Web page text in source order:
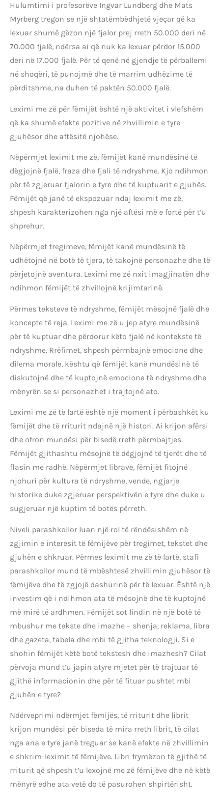
Hulumtimi i profesorëve Ingvar Lundberg dhe Mats
Myrberg tregon se një shtatëmbëdhjetë vjeçar që ka
lexuar shumë gëzon një fjalor prej rreth 50.000 deri në
70.000 fjalë, ndërsa ai që nuk ka lexuar përdor 15.000
deri në 17.000 fjalë. Për të qenë në gjendje të përballemi
në shoqëri, të punojmë dhe të marrim udhëzime të
përditshme, na duhen të paktën 50.000 fjalë.
Leximi me zë për fëmijët është një aktivitet i vlefshëm
që ka shumë efekte pozitive në zhvillimin e tyre
gjuhësor dhe aftësitë njohëse.
Nëpërmjet leximit me zë, fëmijët kanë mundësinë të
dëgjojnë fjalë, fraza dhe fjali të ndryshme. Kjo ndihmon
për të zgjeruar fjalorin e tyre dhe të kuptuarit e gjuhës.
Fëmijët që janë të ekspozuar ndaj leximit me zë,
shpesh karakterizohen nga një aftësi më e fortë për t’u
shprehur.
Nëpërmjet tregimeve, fëmijët kanë mundësinë të
udhëtojnë në botë të tjera, të takojnë personazhe dhe të
përjetojnë aventura. Leximi me zë nxit imagjinatën dhe
ndihmon fëmijët të zhvillojnë krijimtarinë.
Përmes teksteve të ndryshme, fëmijët mësojnë fjalë dhe
koncepte të reja. Leximi me zë u jep atyre mundësinë
për të kuptuar dhe përdorur këto fjalë në kontekste të
ndryshme. Rrëfimet, shpesh përmbajnë emocione dhe
dilema morale, kështu që fëmijët kanë mundësinë të
diskutojnë dhe të kuptojnë emocione të ndryshme dhe
mënyrën se si personazhet i trajtojnë ato.
Leximi me zë të lartë është një moment i përbashkët ku
fëmijët dhe të rriturit ndajnë një histori. Ai krijon afërsi
dhe ofron mundësi për bisedë rreth përmbajtjes.
Fëmijët gjithashtu mësojnë të dëgjojnë të tjerët dhe të
flasin me radhë. Nëpërmjet librave, fëmijët fitojnë
njohuri për kultura të ndryshme, vende, ngjarje
historike duke zgjeruar perspektivën e tyre dhe duke u
sugjeruar një kuptim të botës përreth.
Niveli parashkollor luan një rol të rëndësishëm në
zgjimin e interesit të fëmijëve për tregimet, tekstet dhe
gjuhën e shkruar. Përmes leximit me zë të lartë, stafi
parashkollor mund të mbështesë zhvillimin gjuhësor të
fëmijëve dhe të zgjojë dashurinë për të lexuar. Është një
investim që i ndihmon ata të mësojnë dhe të kuptojnë
më mirë të ardhmen. Fëmijët sot lindin në një botë të
mbushur me tekste dhe imazhe – shenja, reklama, libra
dhe gazeta, tabela dhe mbi të gjitha teknologji. Si e
shohin fëmijët këtë botë tekstesh dhe imazhesh? Cilat
përvoja mund t’u japin atyre mjetet për të trajtuar të
gjithë informacionin dhe për të fituar pushtet mbi
gjuhën e tyre?
Ndërveprimi ndërmjet fëmijës, të rriturit dhe librit
krijon mundësi për biseda të mira rreth librit, të cilat
nga ana e tyre janë treguar se kanë efekte në zhvillimin
e shkrim-leximit të fëmijëve. Libri frymëzon të gjithë të
rriturit që shpesh t’u lexojnë me zë fëmijëve dhe në këtë
mënyrë edhe ata vetë do të pasurohen shpirtërisht.